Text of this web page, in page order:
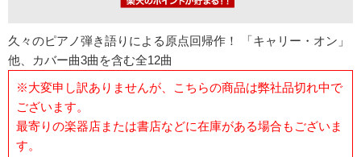
久々のピアノ弾き語りによる原点回帰作！ 「キャリー・オン」
他、カバー曲3曲を含む全12曲
※大変申し訳ありませんが、こちらの商品は弊社品切れ中で
ございます。
最寄りの楽器店または書店などに在庫がある場合もございま
す。